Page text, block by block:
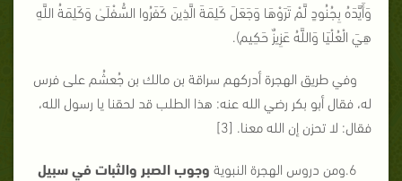
وَأَيَّدَهُ بِجُنُودٍ لَّمْ تَرَوْهَا وَجَعَلَ كَلِمَةَ الَّذِينَ كَفَرُوا السُّفْلَىٰ وَكَلِمَةُ اللَّهِ
هِيَ الْعُلْيَا وَاللَّهُ عَزِيزٌ حَكِيم).
وفي طريق الهجرة أدركهم سراقة بن مالك بن جُعشُم على فرس
له، فقال أبو بكر رضي الله عنه: هذا الطلب قد لحقنا يا رسول الله،
فقال: لا تحزن إن الله معنا. [3]
6.ومن دروس الهجرة النبوية
وجوب الصبر والثبات في سبيل